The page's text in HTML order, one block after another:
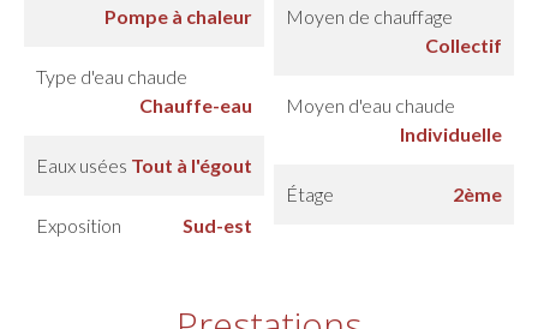
Pompe à chaleur
Moyen de chauffage
Collectif
Type d'eau chaude
Chauffe-eau
Moyen d'eau chaude
Individuelle
Eaux usées Tout à l'égout
Étage
2ème
Exposition
Sud-est